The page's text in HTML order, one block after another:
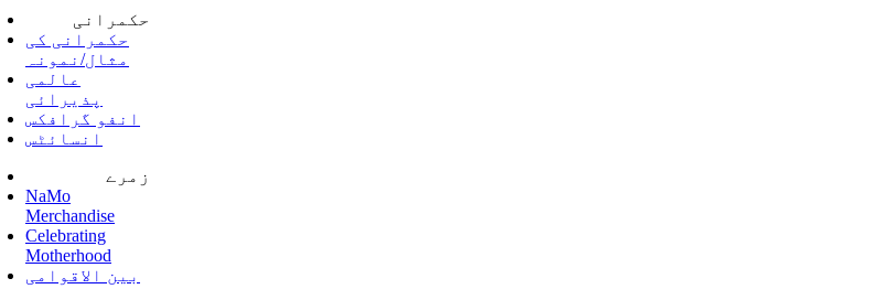
حکمرانی
حکمرانی کی
مثال/نمونہ
عالمی
پذیرائی
انفو گرافکس
انسائٹس
زمرے
NaMo
Merchandise
Celebrating
Motherhood
بین الاقوامی